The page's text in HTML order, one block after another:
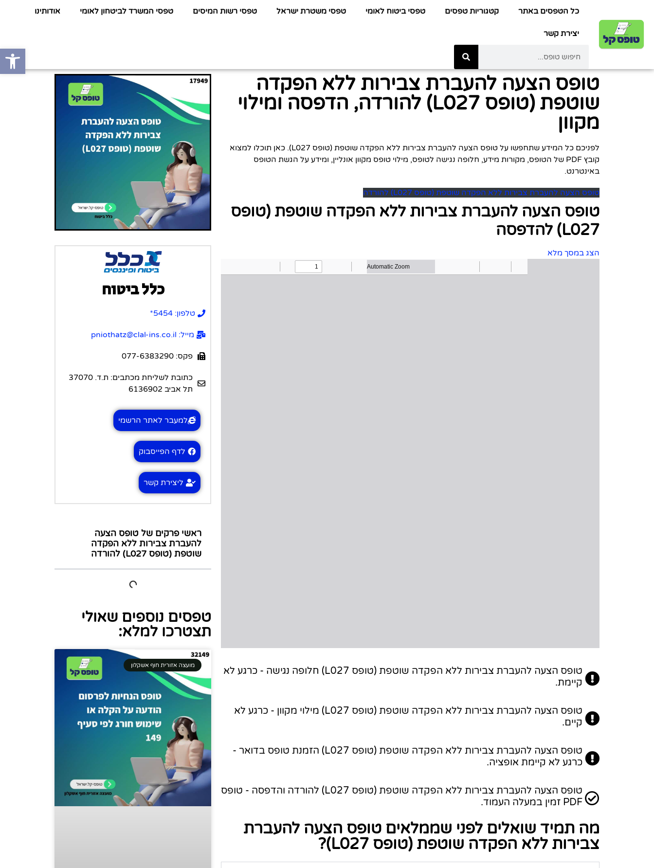
כל הטפסים באתר קטגוריות טפסים טפסי ביטוח לאומי טפסי משטרת ישראל טפסי רשות המיסים טפסי המשרד לביטחון לאומי אודותינו
יצירת קשר
טופס הצעה להעברת צבירות ללא הפקדה
שוטפת (טופס L027) להורדה, הדפסה ומילוי
מקוון
לפניכם כל המידע שתחפשו על טופס הצעה להעברת צבירות ללא הפקדה שוטפת (טופס L027). כאן תוכלו למצוא
קובץ PDF של הטופס, מקורות מידע, חלופה נגישה לטופס, מילוי טופס מקוון אונליין, ומידע על הגשת הטופס
באינטרנט.
טופס הצעה להעברת צבירות ללא הפקדה שוטפת (טופס L027) להורדה
טופס הצעה להעברת צבירות ללא הפקדה שוטפת (טופס
L027) להדפסה
הצג במסך מלא
טופס הצעה להעברת צבירות ללא הפקדה שוטפת (טופס L027) חלופה נגישה - כרגע לא
קיימת.
טופס הצעה להעברת צבירות ללא הפקדה שוטפת (טופס L027) מילוי מקוון - כרגע לא
קיים.
טופס הצעה להעברת צבירות ללא הפקדה שוטפת (טופס L027) הזמנת טופס בדואר -
כרגע לא קיימת אופציה.
טופס הצעה להעברת צבירות ללא הפקדה שוטפת (טופס L027) להורדה והדפסה - טופס
PDF זמין במעלה העמוד.
מה תמיד שואלים לפני שממלאים טופס הצעה להעברת
צבירות ללא הפקדה שוטפת (טופס L027)?
כלל ביטוח
טלפון: 5454*
מייל: pniothatz@clal-ins.co.il
פקס: 077-6383290
כתובת לשליחת מכתבים: ת.ד. 37070
תל אביב 6136902
למעבר לאתר הרשמי
לדף הפייסבוק
ליצירת קשר
ראשי פרקים של טופס הצעה
להעברת צבירות ללא הפקדה
שוטפת (טופס L027) להורדה
טפסים נוספים שאולי
תצטרכו למלא:
מועצה אזורית חוף אשקלון
פתח